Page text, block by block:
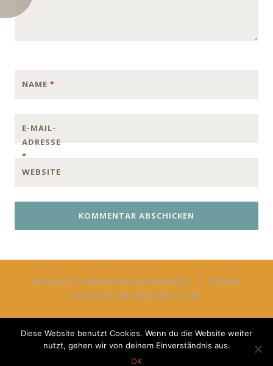
NAME *
E-MAIL-
ADRESSE
*
WEBSITE
PROUDLY POWERED BY WORDPRESS |
THEME:
FICTIVE BY WORDPRESS.COM.
Diese Website benutzt Cookies. Wenn du die Website weiter
nutzt, gehen wir von deinem Einverständnis aus.
OK